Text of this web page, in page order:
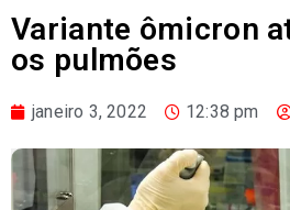
Variante ômicron
os pulmões
janeiro 3, 2022 12:38 pm